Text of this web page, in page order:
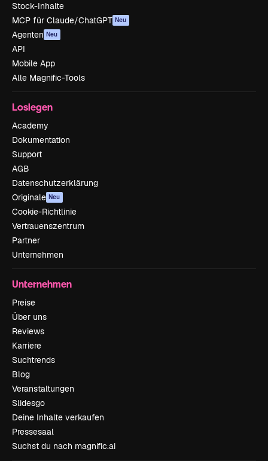
Stock-Inhalte
MCP für Claude/ChatGPT Neu
Agenten Neu
API
Mobile App
Alle Magnific-Tools
Loslegen
Academy
Dokumentation
Support
AGB
Datenschutzerklärung
Originale Neu
Cookie-Richtlinie
Vertrauenszentrum
Partner
Unternehmen
Unternehmen
Preise
Über uns
Reviews
Karriere
Suchtrends
Blog
Veranstaltungen
Slidesgo
Deine Inhalte verkaufen
Pressesaal
Suchst du nach magnific.ai